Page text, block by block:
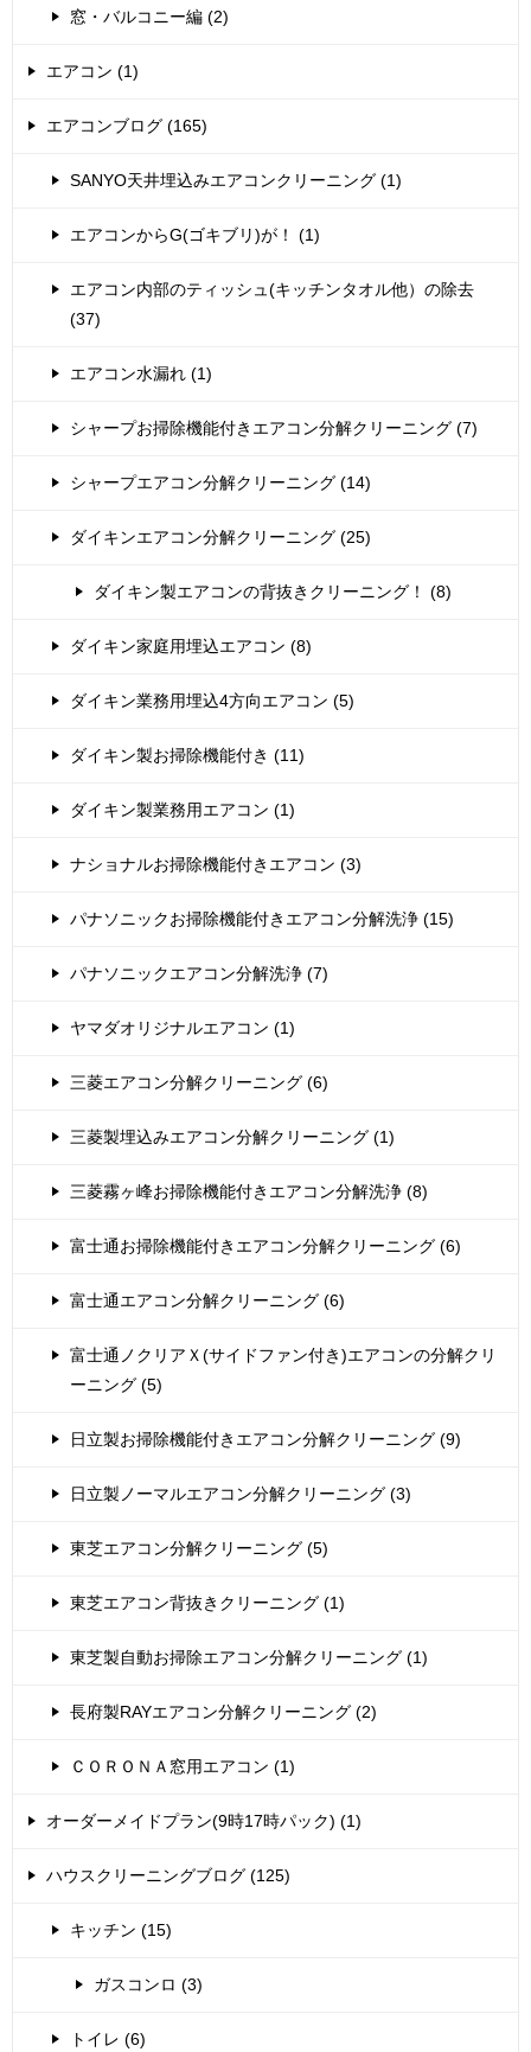
窓・バルコニー編 (2)
エアコン (1)
エアコンブログ (165)
SANYO天井埋込みエアコンクリーニング (1)
エアコンからG(ゴキブリ)が！ (1)
エアコン内部のティッシュ(キッチンタオル他）の除去
(37)
エアコン水漏れ (1)
シャープお掃除機能付きエアコン分解クリーニング (7)
シャープエアコン分解クリーニング (14)
ダイキンエアコン分解クリーニング (25)
ダイキン製エアコンの背抜きクリーニング！ (8)
ダイキン家庭用埋込エアコン (8)
ダイキン業務用埋込4方向エアコン (5)
ダイキン製お掃除機能付き (11)
ダイキン製業務用エアコン (1)
ナショナルお掃除機能付きエアコン (3)
パナソニックお掃除機能付きエアコン分解洗浄 (15)
パナソニックエアコン分解洗浄 (7)
ヤマダオリジナルエアコン (1)
三菱エアコン分解クリーニング (6)
三菱製埋込みエアコン分解クリーニング (1)
三菱霧ヶ峰お掃除機能付きエアコン分解洗浄 (8)
富士通お掃除機能付きエアコン分解クリーニング (6)
富士通エアコン分解クリーニング (6)
富士通ノクリアＸ(サイドファン付き)エアコンの分解クリ
ーニング (5)
日立製お掃除機能付きエアコン分解クリーニング (9)
日立製ノーマルエアコン分解クリーニング (3)
東芝エアコン分解クリーニング (5)
東芝エアコン背抜きクリーニング (1)
東芝製自動お掃除エアコン分解クリーニング (1)
長府製RAYエアコン分解クリーニング (2)
ＣＯＲＯＮＡ窓用エアコン (1)
オーダーメイドプラン(9時17時パック) (1)
ハウスクリーニングブログ (125)
キッチン (15)
ガスコンロ (3)
トイレ (6)